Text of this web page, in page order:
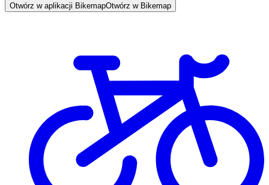
Otwórz w aplikacji BikemapOtwórz w Bikemap